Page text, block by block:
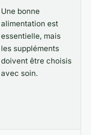
Une bonne
alimentation est
essentielle, mais
les suppléments
doivent être choisis
avec soin.